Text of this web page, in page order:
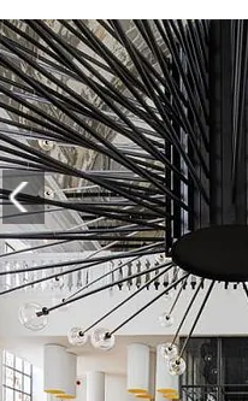
RADIO
WEB
RADIO
PLAYLIST
NEWS
FOTO